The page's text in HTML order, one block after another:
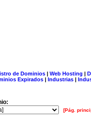
de Dominios| Web Hosting |
Expirados | Industrias |
[Pág.